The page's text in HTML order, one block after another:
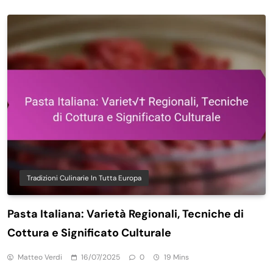
Tradizioni Culinarie In Tutta Europa
Pasta Italiana: Varietà Regionali, Tecniche di
Cottura e Significato Culturale
Matteo Verdi 16/07/2025 0 19 Mins